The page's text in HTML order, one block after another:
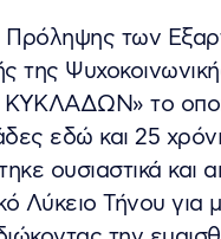
Πρόληψης των
της
το
εδώ και 25
ουσιαστικά και
Λύκειο Τήνου για